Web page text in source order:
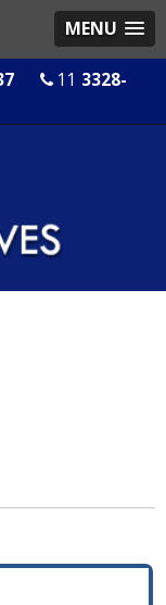
MENU
11 3328-